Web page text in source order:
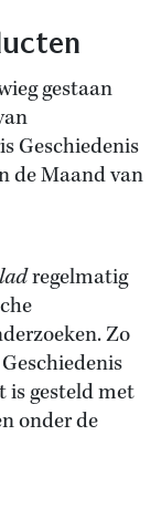
gestaan
Geschiedenis
de Maand van
regelmatig
Zo
is gesteld met
onder de